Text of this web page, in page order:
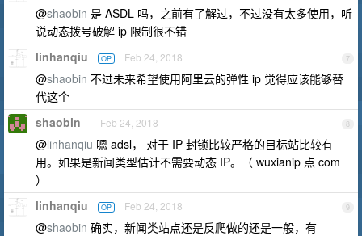
@shaobin 是 ASDL 吗，之前有了解过，不过没有太多使用，听
说动态拨号破解 ip 限制很不错
7
linhanqiu OP Feb 24, 2018
@shaobin 不过未来希望使用阿里云的弹性 ip 觉得应该能够替
代这个
8
shaobin Feb 24, 2018
@linhanqiu 嗯 adsl， 对于 IP 封锁比较严格的目标站比较有
用。如果是新闻类型估计不需要动态 IP。（ wuxianip 点 com
）
9
linhanqiu OP Feb 24, 2018
@shaobin 确实，新闻类站点还是反爬做的还是一般，有